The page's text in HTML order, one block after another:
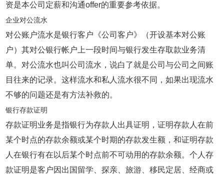
资是本公司定薪和沟通offer的重要参考依据。
企业对公流水
对公账户流水是银行客户《公司客户》（开设基本对公账
户）其对公银行帐户上一段时间与银行发生存取款业务清
单。对公流水也叫公司流水，说白了就是公司与公司之间账
目往来的记录。这样流水和私人流水很不同，如果出现流水
不够的问题还是有方法补救的。
银行存款证明
存款证明业务是指银行为存款人出具证明，证明存款人在前
某个时点的存款余额或某个时期的存款发生额，和证明存款
人在银行有在以后某个时点前不可动用的存款余额。个人存
款证明是客户因出国留学、探亲、旅游、移民定居、经商或